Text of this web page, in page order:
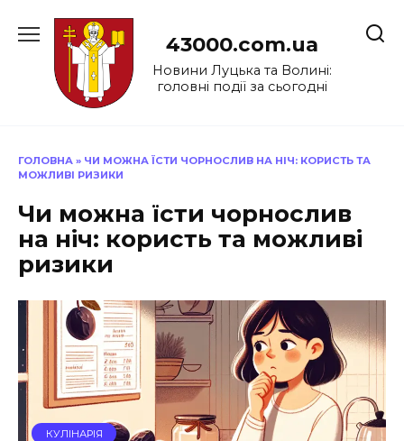
до
43000.com.ua
Новини Луцька та Волині:
головні події за сьогодні
ГОЛОВНА » ЧИ МОЖНА ЇСТИ ЧОРНОСЛИВ НА НІЧ: КОРИСТЬ ТА
МОЖЛИВІ РИЗИКИ
Чи можна їсти чорнослив
на ніч: користь та можливі
ризики
КУЛІНАРІЯ